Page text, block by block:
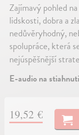
Zajímavý pohled
lidskosti, dobra a
nedůvěryhodný,
spolupráce, která
nejúspěšnější
E-audio na
19,52 €